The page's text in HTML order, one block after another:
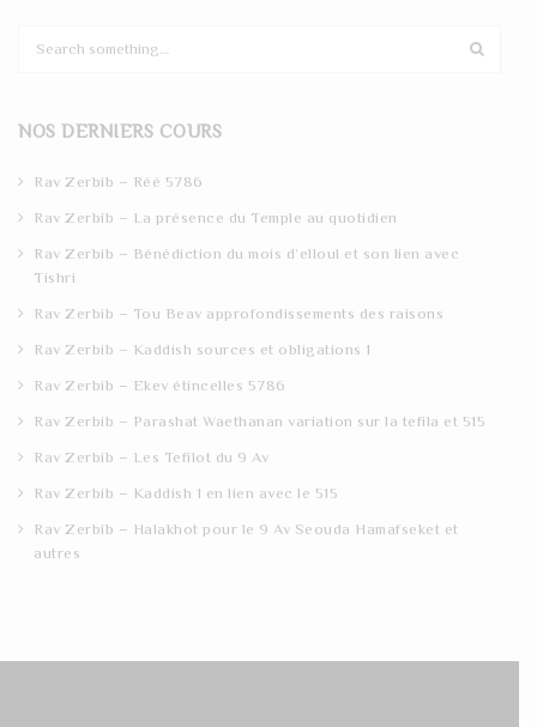
c
NOS DERNIERS COURS
Rav Zerbib – Réé 5786
Rav Zerbib – La présence du Temple au quotidien
Rav Zerbib – Bénédiction du mois d’elloul et son lien avec
Tishri
Rav Zerbib – Tou Beav approfondissements des raisons
Rav Zerbib – Kaddish sources et obligations 1
Rav Zerbib – Ekev étincelles 5786
Rav Zerbib – Parashat Waethanan variation sur la tefila et 515
Rav Zerbib – Les Tefilot du 9 Av
Rav Zerbib – Kaddish 1 en lien avec le 515
Rav Zerbib – Halakhot pour le 9 Av Seouda Hamafseket et
autres